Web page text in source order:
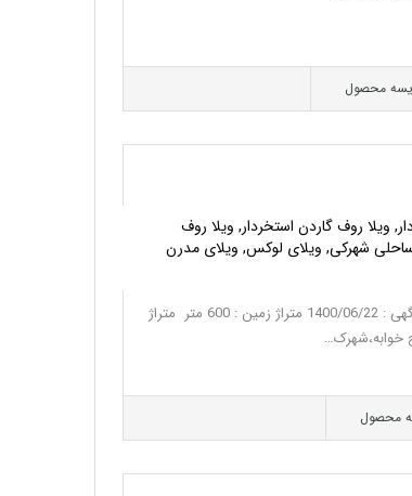
محصول
ویلا روف گاردن استخردار, ویلا روف
شهرکی, ویلای لوکس, ویلای مدرن
خرید ویلای ساحلی در نوشهر کد : 520 تاریخ درج آگهی : 1400/06/22 متراژ زمین : 600 متر متراژ
محصول